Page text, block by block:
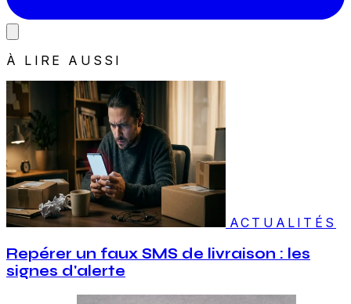
À LIRE AUSSI
ACTUALITÉS
Repérer un faux SMS de livraison : les
signes d'alerte